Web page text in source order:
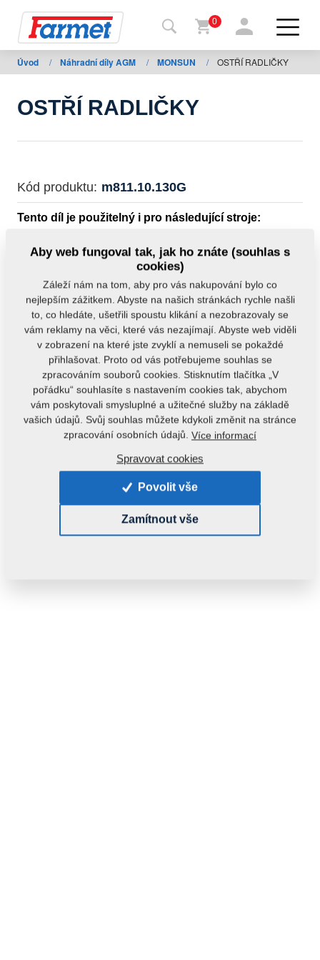
Zpět
na
shop
Moje
stroje
stažení
0
Úvod / Náhradní díly AGM / MONSUN / OSTŘÍ RADLIČKY
OSTŘÍ RADLIČKY
Kód produktu: m811.10.130G
Tento díl je použitelný i pro následující stroje:
Aby web fungoval tak, jak ho znáte (souhlas s
cookies)
Záleží nám na tom, aby pro vás nakupování bylo co
nejlepším zážitkem. Abyste na našich stránkách rychle našli
to, co hledáte, ušetřili spoustu klikání a nezobrazovaly se
vám reklamy na věci, které vás nezajímají. Abyste web viděli
v zobrazení na které jste zvyklí a nemuseli se pokaždé
přihlašovat. Proto od vás potřebujeme souhlas se
zpracováním souborů cookies. Stisknutím tlačítka „V
pořádku“ souhlasíte s nastavením cookies tak, abychom
vám poskytovali smysluplné a užitečné služby na základě
vašich údajů. Svůj souhlas můžete kdykoli změnit na stránce
zpracování osobních údajů. Více informací
Spravovat cookies
Povolit vše
Zamítnout vše